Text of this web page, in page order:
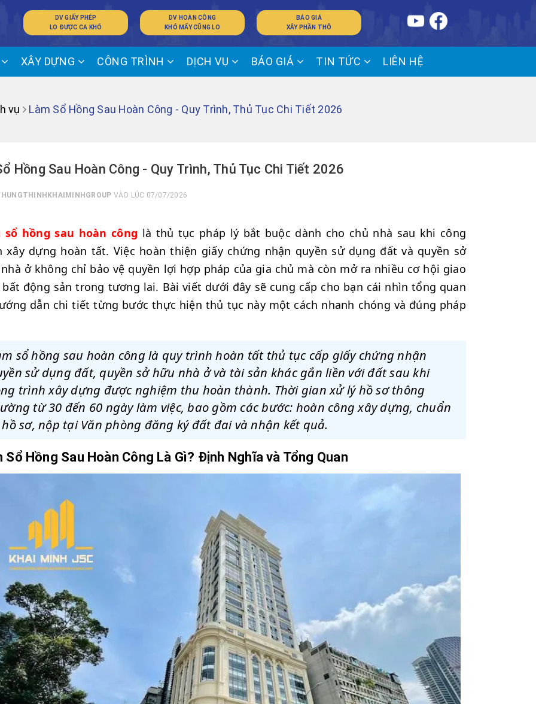
DV GIẤY PHÉP
LO ĐƯỢC CA KHÓ
DV HOÀN CÔNG
KHÓ MẤY CŨNG LO
BÁO GIÁ
XÂY PHẦN THÔ
XÂY DỰNG CÔNG TRÌNH DỊCH VỤ BÁO GIÁ TIN TỨC LIÊN HỆ
vụ Làm Sổ Hồng Sau Hoàn Công - Quy Trình, Thủ Tục Chi Tiết 2026
Hồng Sau Hoàn Công - Quy Trình, Thủ Tục Chi Tiết 2026
HUNGTHINHKHAIMINHGROUP VÀO LÚC 07/07/2026
sổ hồng sau hoàn công là thủ tục pháp lý bắt buộc dành cho chủ nhà sau khi công
xây dựng hoàn tất. Việc hoàn thiện giấy chứng nhận quyền sử dụng đất và quyền sở
ở không chỉ bảo vệ quyền lợi hợp pháp của gia chủ mà còn mở ra nhiều cơ hội giao
bất động sản trong tương lai. Bài viết dưới đây sẽ cung cấp cho bạn cái nhìn tổng quan
dẫn chi tiết từng bước thực hiện thủ tục này một cách nhanh chóng và đúng pháp
sổ hồng sau hoàn công là quy trình hoàn tất thủ tục cấp giấy chứng nhận
sử dụng đất, quyền sở hữu nhà ở và tài sản khác gắn liền với đất sau khi
trình xây dựng được nghiệm thu hoàn thành. Thời gian xử lý hồ sơ thông
từ 30 đến 60 ngày làm việc, bao gồm các bước: hoàn công xây dựng, chuẩn
sơ, nộp tại Văn phòng đăng ký đất đai và nhận kết quả.
Sổ Hồng Sau Hoàn Công Là Gì? Định Nghĩa và Tổng Quan